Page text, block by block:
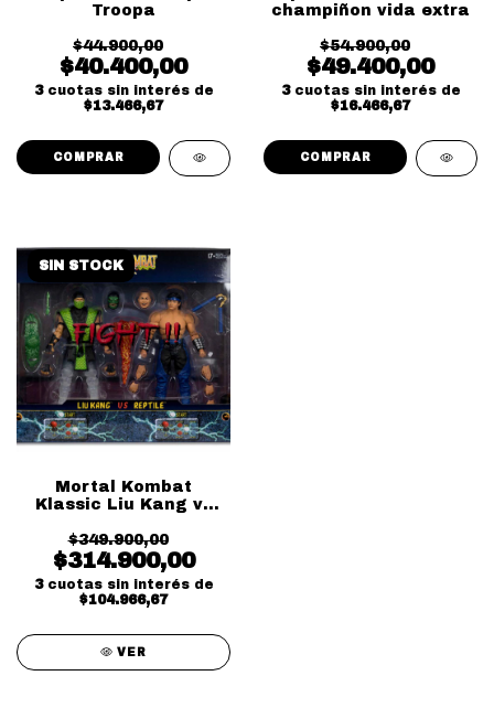
Troopa
$44.900,00
$40.400,00
3 cuotas sin interés de
$13.466,67
champiñon vida extra
$54.900,00
$49.400,00
3 cuotas sin interés de
$16.466,67
SIN STOCK
Mortal Kombat
Klassic Liu Kang vs
$349.900,00
$314.900,00
3 cuotas sin interés de
$104.966,67
VER